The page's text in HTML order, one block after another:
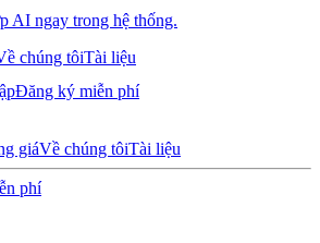
AI ngay trong hệ thống.
chúng tôiTài liệu
Đăng ký miễn phí
giáVề chúng tôiTài liệu
phí